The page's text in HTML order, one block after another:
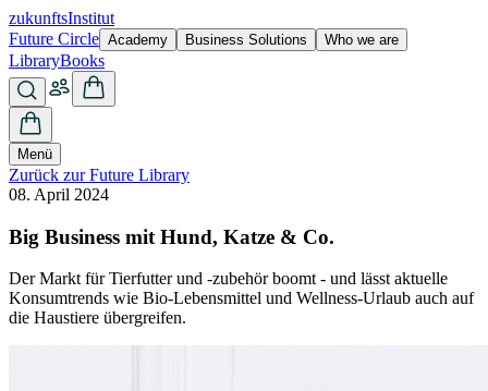
zukunftsInstitut
Future Circle Academy Business Solutions Who we are
LibraryBooks
Menü
Zurück zur Future Library
08. April 2024
Big Business mit Hund, Katze & Co.
Der Markt für Tierfutter und -zubehör boomt - und lässt aktuelle
Konsumtrends wie Bio-Lebensmittel und Wellness-Urlaub auch auf
die Haustiere übergreifen.